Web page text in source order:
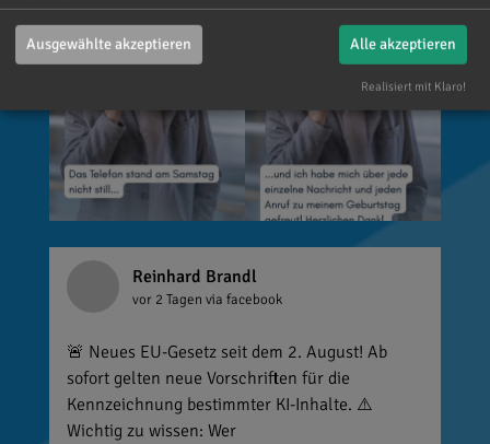
Reinhard Brandl
vor 2 Tagen via facebook
🚨 Neues EU-Gesetz seit dem 2. August! Ab
sofort gelten neue Vorschriften für die
Kennzeichnung bestimmter KI-Inhalte. ⚠️
Wichtig zu wissen: Wer
Ausgewählte akzeptieren Alle akzeptieren
Realisiert mit Klaro!